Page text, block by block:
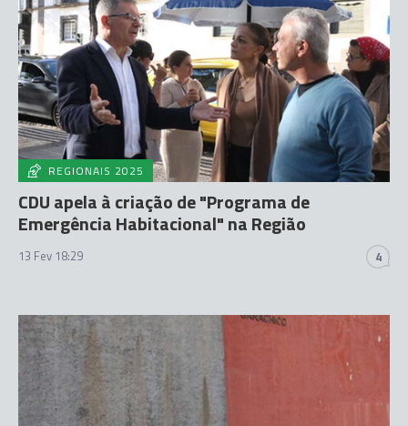
REGIONAIS 2025
CDU apela à criação de "Programa de
Emergência Habitacional" na Região
13 Fev 18:29 4